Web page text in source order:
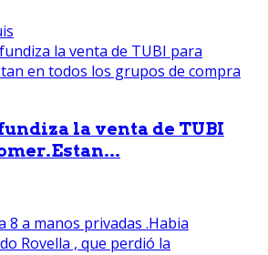
la venta de TUBI